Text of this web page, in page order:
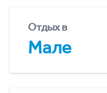
Отдых в
Мале